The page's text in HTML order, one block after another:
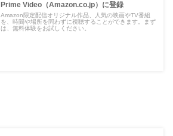
Prime Video（Amazon.co.jp）に登録
Amazon限定配信オリジナル作品、人気の映画やTV番組
を、時間や場所を問わずに視聴することができます。まず
は、無料体験をお試しください。